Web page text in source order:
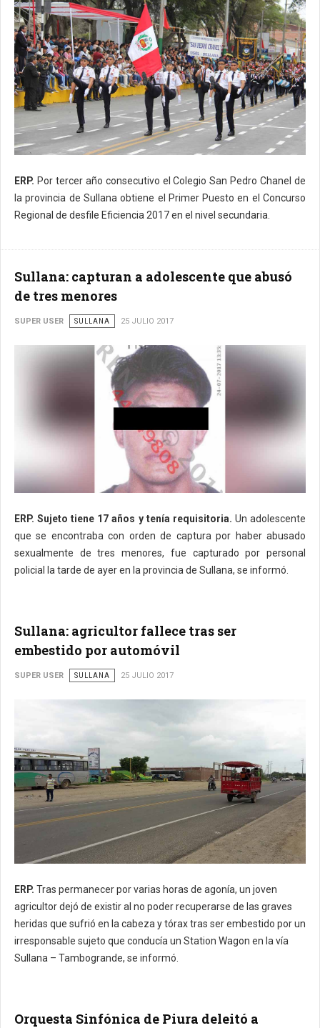
ERP. Por tercer año consecutivo el Colegio San Pedro Chanel de
la provincia de Sullana obtiene el Primer Puesto en el Concurso
Regional de desfile Eficiencia 2017 en el nivel secundaria.
Sullana: capturan a adolescente que abusó
de tres menores
SUPER USER SULLANA 25 JULIO 2017
ERP. Sujeto tiene 17 años y tenía requisitoria. Un adolescente
que se encontraba con orden de captura por haber abusado
sexualmente de tres menores, fue capturado por personal
policial la tarde de ayer en la provincia de Sullana, se informó.
Sullana: agricultor fallece tras ser
embestido por automóvil
SUPER USER SULLANA 25 JULIO 2017
ERP. Tras permanecer por varias horas de agonía, un joven
agricultor dejó de existir al no poder recuperarse de las graves
heridas que sufrió en la cabeza y tórax tras ser embestido por un
irresponsable sujeto que conducía un Station Wagon en la vía
Sullana – Tambogrande, se informó.
Orquesta Sinfónica de Piura deleitó a